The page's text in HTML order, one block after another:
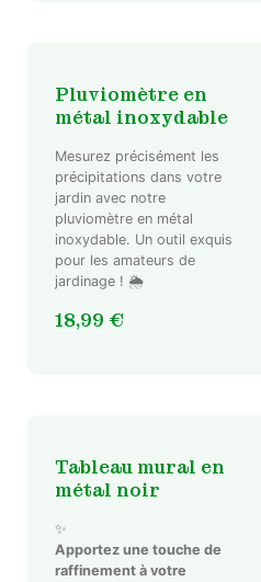
Pluviomètre en
métal inoxydable
Mesurez précisément les
précipitations dans votre
jardin avec notre
pluviomètre en métal
inoxydable. Un outil exquis
pour les amateurs de
jardinage ! 🌦️
18,99 €
Tableau mural en
métal noir
✨
Apportez une touche de
raffinement à votre